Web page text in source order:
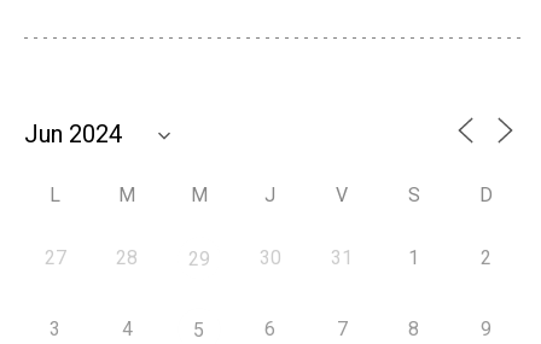
L M M J V S D
27 28 29 30 31 1 2
3 4 5 6 7 8 9